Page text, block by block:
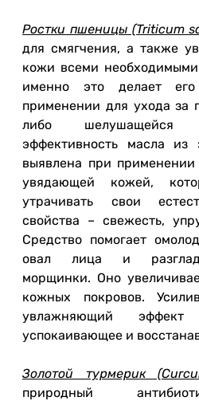
Ростки пшеницы (Triticum
для смягчения, а также
кожи всеми
именно это делает
применении для ухода за
либо шелушащейся
эффективность масла
выявлена при
увядающей кожей,
утрачивать свои
свойства – свежесть,
Средство помогает
овал лица и
морщинки. Оно
кожных покровов.
увлажняющий эффект
успокаивающее и
Золотой турмерик
природный